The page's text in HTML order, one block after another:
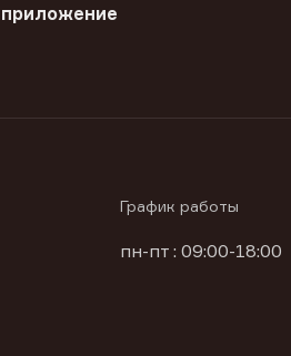
приложение
График работы
пн-пт : 09:00-18:00